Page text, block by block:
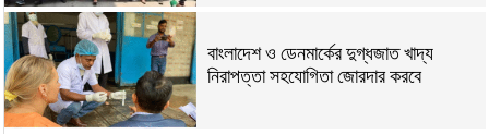
বাংলাদেশ ও ডেনমার্কের দুগ্ধজাত খাদ্য
নিরাপত্তা সহযোগিতা জোরদার করবে